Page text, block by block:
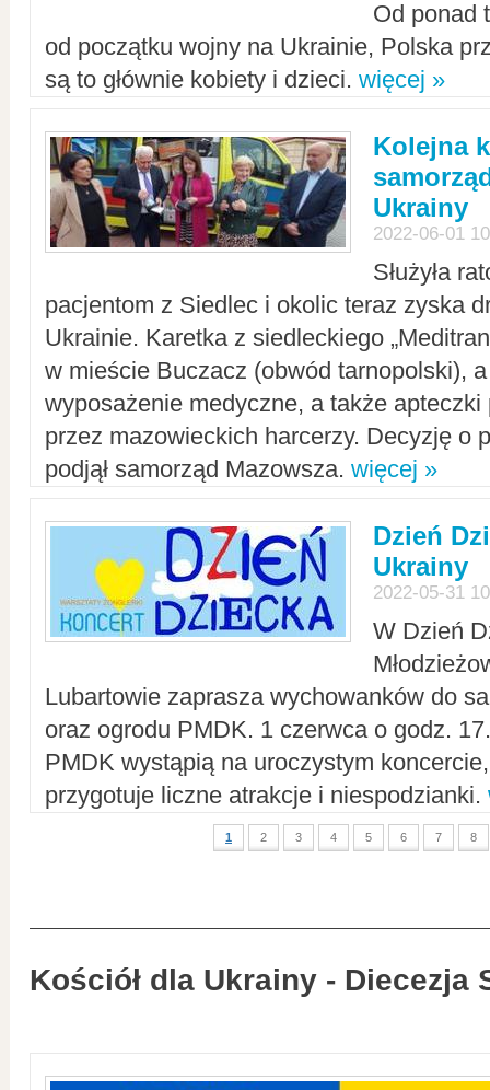
Od ponad
od początku wojny na Ukrainie, Polska
są to głównie kobiety i dzieci. więcej »
Kolejna
Ukrainy
2022-06-01
Służyła
pacjentom z Siedlec i okolic teraz zyska
Ukrainie. Karetka z siedleckiego
w mieście Buczacz (obwód tarnopolski),
wyposażenie medyczne, a także apteczki
przez mazowieckich harcerzy. Decyzję o
podjął samorząd Mazowsza. więcej »
Dzień
Ukrainy
2022-05-31
W Dzień
Lubartowie zaprasza wychowanków do
oraz ogrodu PMDK. 1 czerwca o godz.
PMDK wystąpią na uroczystym
przygotuje liczne atrakcje i niespodzianki.
1 2 3 4 5 6 7 8
Kościół dla Ukrainy - Diecezja